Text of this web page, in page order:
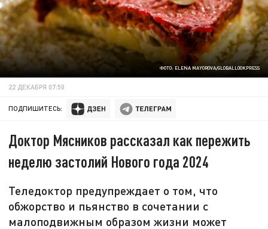
ФОТО: ELENA MAYOROVA/GLOBALLOOKPRESS
22 ДЕКАБРЯ 07:50
ПОДПИШИТЕСЬ:
Доктор Мясников рассказал как пережить
неделю застолий Нового года 2024
Теледоктор предупреждает о том, что
обжорство и пьянство в сочетании с
малоподвижным образом жизни может